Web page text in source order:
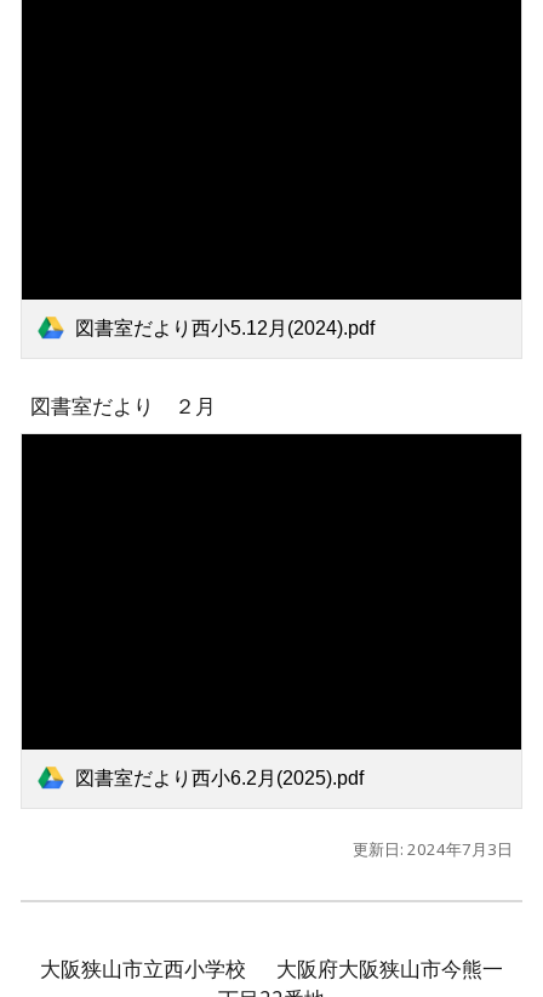
図書室だより西小5.12月(2024).pdf
図書室だより ２ 月
図書室だより西小6.2月(2025).pdf
更新日: 2024年7月3日
大阪狭山市立西小学校 大阪府大阪狭山市今熊一